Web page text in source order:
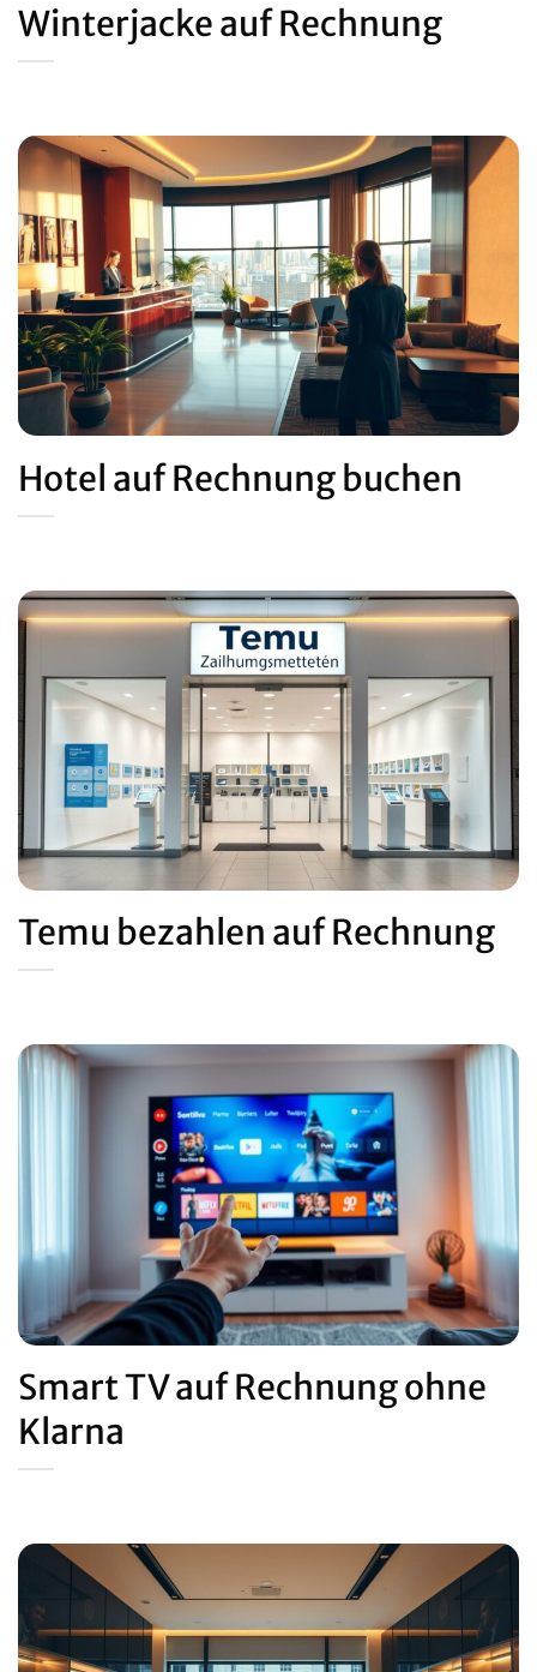
Winterjacke auf Rechnung
Hotel auf Rechnung buchen
Temu bezahlen auf Rechnung
Smart TV auf Rechnung ohne
Klarna